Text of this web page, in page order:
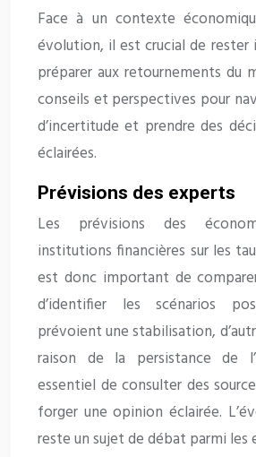
Face à un contexte
évolution, il est crucial de
préparer aux retournements du
conseils et perspectives pour
d’incertitude et prendre des
éclairées.
Prévisions des experts
Les prévisions des
institutions financières sur les
est donc important de
d’identifier les scénarios
prévoient une stabilisation,
raison de la persistance de
essentiel de consulter des
forger une opinion éclairée.
reste un sujet de débat parmi les